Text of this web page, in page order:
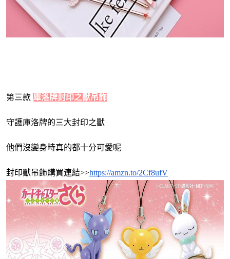
第三款 庫洛牌封印之獸吊飾
守護庫洛牌的三大封印之獸
他們沒變身時真的都十分可愛呢
封印獸吊飾購買連結>>https://amzn.to/2Cf8ufV